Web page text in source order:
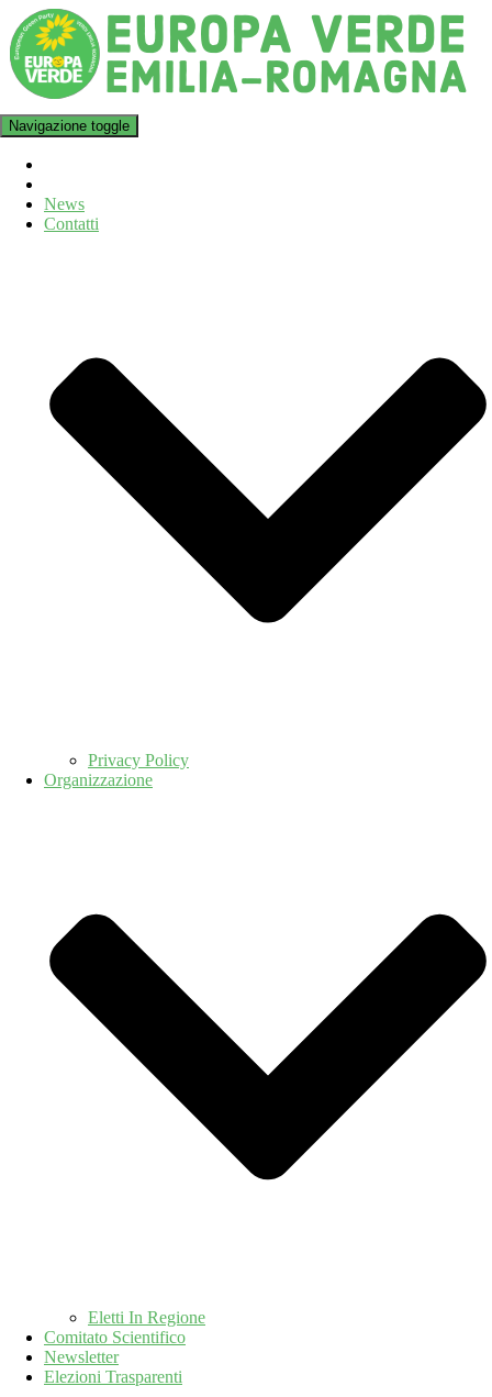
Navigazione toggle
News
Contatti
Privacy Policy
Organizzazione
Eletti In Regione
Comitato Scientifico
Newsletter
Elezioni Trasparenti